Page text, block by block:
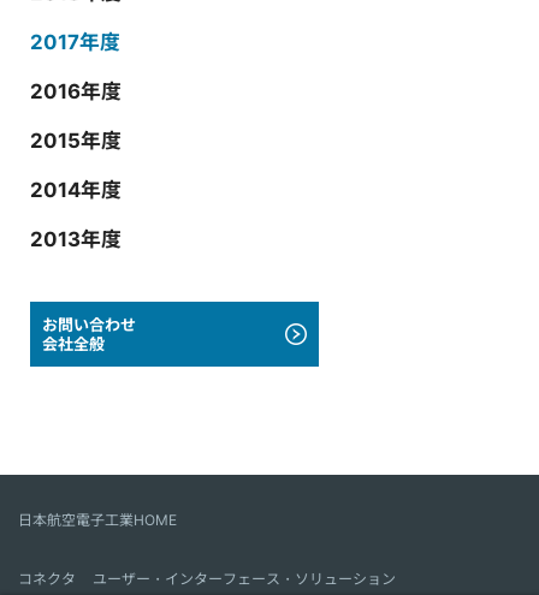
2017年度
2016年度
2015年度
2014年度
2013年度
お問い合わせ
会社全般
日本航空電子工業HOME
コネクタ
ユーザー・インターフェース・ソリューション